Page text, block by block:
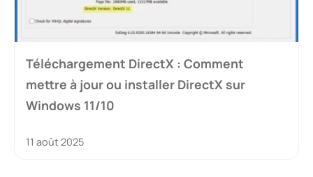
Téléchargement DirectX : Comment
mettre à jour ou installer DirectX sur
Windows 11/10
11 août 2025